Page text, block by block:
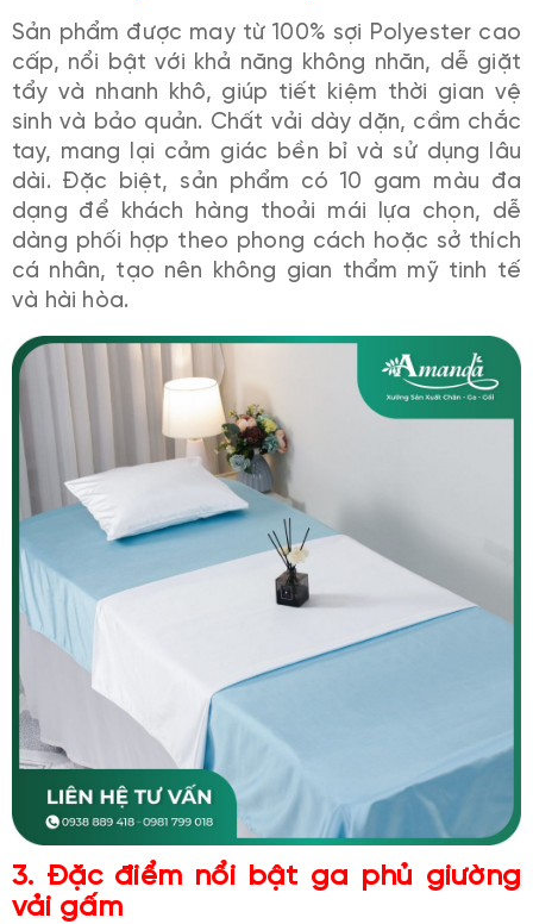
Sản phẩm được may từ 100% sợi Polyester cao
cấp, nổi bật với khả năng không nhăn, dễ giặt
tẩy và nhanh khô, giúp tiết kiệm thời gian vệ
sinh và bảo quản. Chất vải dày dặn, cầm chắc
tay, mang lại cảm giác bền bỉ và sử dụng lâu
dài. Đặc biệt, sản phẩm có 10 gam màu đa
dạng để khách hàng thoải mái lựa chọn, dễ
dàng phối hợp theo phong cách hoặc sở thích
cá nhân, tạo nên không gian thẩm mỹ tinh tế
và hài hòa.
3. Đặc điểm nổi bật ga phủ giường
vải gấm